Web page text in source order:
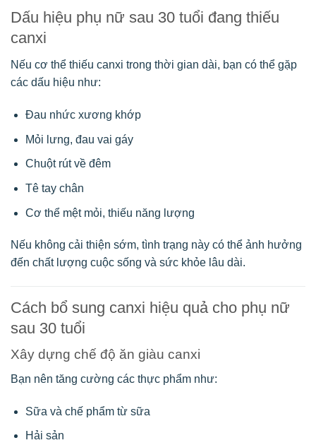
Dấu hiệu phụ nữ sau 30 tuổi đang thiếu
canxi
Nếu cơ thể thiếu canxi trong thời gian dài, bạn có thể gặp
các dấu hiệu như:
Đau nhức xương khớp
Mỏi lưng, đau vai gáy
Chuột rút về đêm
Tê tay chân
Cơ thể mệt mỏi, thiếu năng lượng
Nếu không cải thiện sớm, tình trạng này có thể ảnh hưởng
đến chất lượng cuộc sống và sức khỏe lâu dài.
Cách bổ sung canxi hiệu quả cho phụ nữ
sau 30 tuổi
Xây dựng chế độ ăn giàu canxi
Bạn nên tăng cường các thực phẩm như:
Sữa và chế phẩm từ sữa
Hải sản